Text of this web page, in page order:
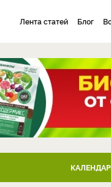
Лента статей Блог